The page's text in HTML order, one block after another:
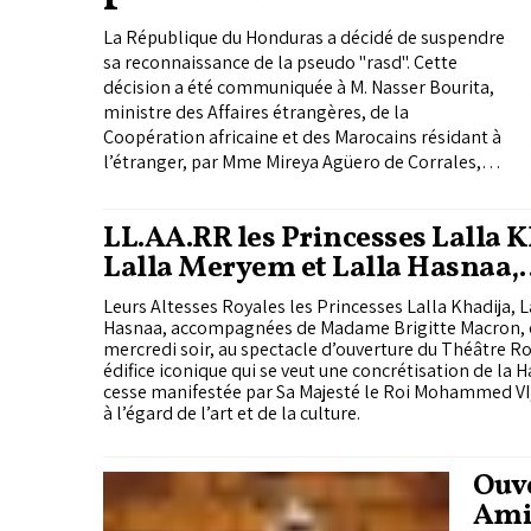
La République du Honduras a décidé de suspendre
sa reconnaissance de la pseudo "rasd". Cette
décision a été communiquée à M. Nasser Bourita,
ministre des Affaires étrangères, de la
Coopération africaine et des Marocains résidant à
l’étranger, par Mme Mireya Agüero de Corrales,
mercredi.
LL.AA.RR les Princesses Lalla
Lalla Meryem et Lalla Hasnaa,
accompagnées de Mme
assistent au spectacle
Théâtre Royal de Rabat
Leurs Altesses Royales les Princesses Lalla Khadija,
Hasnaa, accompagnées de Madame Brigitte
mercredi soir, au spectacle d’ouverture du Théâtre
édifice iconique qui se veut une concrétisation de la
cesse manifestée par Sa Majesté le Roi Mohammed
à l’égard de l’art et de la culture.